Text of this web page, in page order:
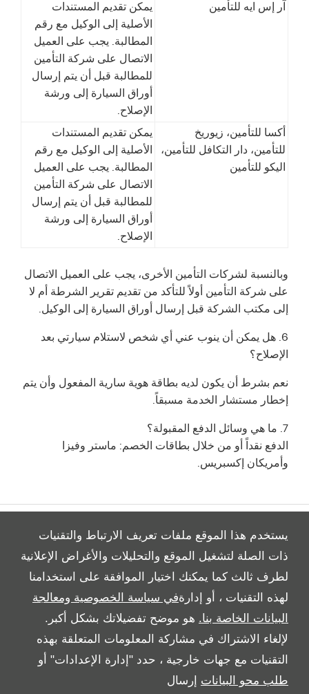
يستخدم هذا الموقع ملفات تعريف الارتباط والتقنيات
ذات الصلة لتشغيل الموقع والتحليلات والأغراض الإعلانية
لطرف ثالث كما يمكنك اختيار الموافقة على استخدامنا
لهذه التقنيات ، أو إدارةفي سياسة الخصوصية ومعالجة
البيانات الخاصة بنا. هو موضح تفضيلاتك بشكل أكبر.
لإلغاء الاشتراك في مشاركة المعلومات المتعلقة بهذه
التقنيات مع جهات خارجية ، حدد "إدارة الإعدادات" أو
طلب محو البيانات إرسال
آر إس ايه للتأمين
يمكن تقديم المستندات
الأصلية إلى الوكيل مع رقم
المطالبة. يجب على العميل
الاتصال على شركة التأمين
للمطالبة قبل أن يتم إرسال
أوراق السيارة إلى ورشة
الإصلاح.
أكسا للتأمين، زيوريخ
للتأمين، دار التكافل للتأمين،
اليكو للتأمين
يمكن تقديم المستندات
الأصلية إلى الوكيل مع رقم
المطالبة. يجب على العميل
الاتصال على شركة التأمين
للمطالبة قبل أن يتم إرسال
أوراق السيارة إلى ورشة
الإصلاح.
وبالنسبة لشركات التأمين الأخرى، يجب على العميل الاتصال
على شركة التأمين أولاً للتأكد من تقديم تقرير الشرطة أم لا
إلى مكتب الشركة قبل إرسال أوراق السيارة إلى الوكيل.
6. هل يمكن أن ينوب عني أي شخص لاستلام سيارتي بعد
الإصلاح؟
نعم بشرط أن يكون لديه بطاقة هوية سارية المفعول وأن يتم
إخطار مستشار الخدمة مسبقاً.
7. ما هي وسائل الدفع المقبولة؟
الدفع نقداً أو من خلال بطاقات الخصم: ماستر وفيزا
وأمريكان إكسبريس.
All Rights Reserved
Follow Al Tayer Motors